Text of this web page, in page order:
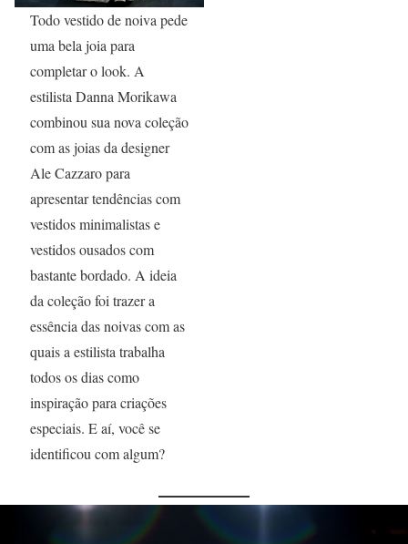
Todo vestido de noiva pede
uma bela joia para
completar o look. A
estilista Danna Morikawa
combinou sua nova coleção
com as joias da designer
Ale Cazzaro para
apresentar tendências com
vestidos minimalistas e
vestidos ousados com
bastante bordado. A ideia
da coleção foi trazer a
essência das noivas com as
quais a estilista trabalha
todos os dias como
inspiração para criações
especiais. E aí, você se
identificou com algum?